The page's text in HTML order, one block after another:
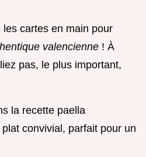
cartes en main pour
valencienne ! À
pas, le plus important,
la recette paella
convivial, parfait pour un